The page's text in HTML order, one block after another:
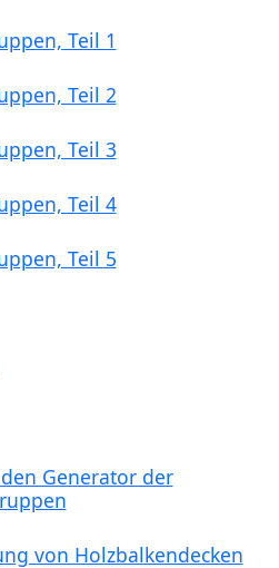
Teil 1
Teil 2
Teil 3
Teil 4
Teil 5
Generator der
von Holzbalkendecken